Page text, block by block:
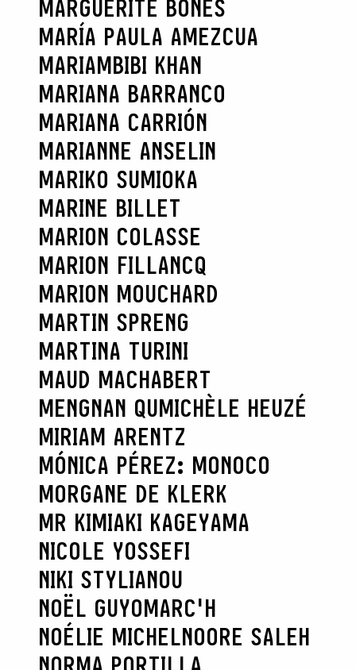
MARGUERITE BONES
MARÍA PAULA AMEZCUA
MARIAMBIBI KHAN
MARIANA BARRANCO
MARIANA CARRIÓN
MARIANNE ANSELIN
MARIKO SUMIOKA
MARINE BILLET
MARION COLASSE
MARION FILLANCQ
MARION MOUCHARD
MARTIN SPRENG
MARTINA TURINI
MAUD MACHABERT
MENGNAN QUMICHÈLE HEUZÉ
MIRIAM ARENTZ
MÓNICA PÉREZ: MONOCO
MORGANE DE KLERK
MR KIMIAKI KAGEYAMA
NICOLE YOSSEFI
NIKI STYLIANOU
NOËL GUYOMARC'H
NOÉLIE MICHELNOORE SALEH